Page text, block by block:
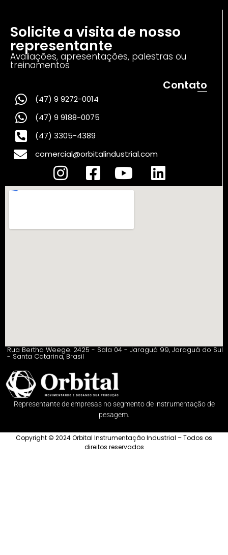
Solicite a visita de nosso
representante
Avaliações, apresentações, palestras ou
treinamentos
Contato
(47) 9 9272-0014
(47) 9 9188-0075
(47) 3305-4389
comercial@orbitalindustrial.com
Rua Bertha Weege. 2425 - Sala 04 - Jaraguá 99, Jaraguá do Sul
- Santa Catarina, Brasil
Representante de empresas no segmento de instrumentação de
pesagem.
Copyright © 2024 Orbital Instrumentação Industrial – Todos os
direitos reservados